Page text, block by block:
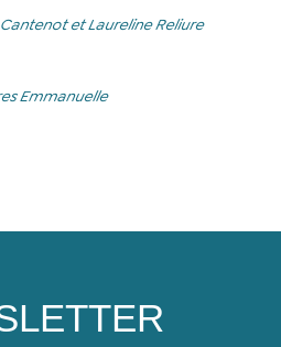
et Laureline Reliure